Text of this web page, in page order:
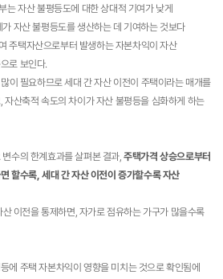
는 자산 불평등도에 대한 상대적 기여가 낮게
자산 불평등도를 생산하는 데 기여하는 것보다
주택자산으로부터 발생하는 자본차익이 자산
로 보인다.
이 필요하므로 세대 간 자산 이전이 주택이라는 매개를
자산축적 속도의 차이가 자산 불평등을 심화하게 하는
수의 한계효과를 살펴본 결과,주택가격 상승으로부터
할수록, 세대 간 자산 이전이 증가할수록 자산
이전을 통제하면, 자가로 점유하는 가구가 많을수록
에 주택 자본차익이 영향을 미치는 것으로 확인됨에